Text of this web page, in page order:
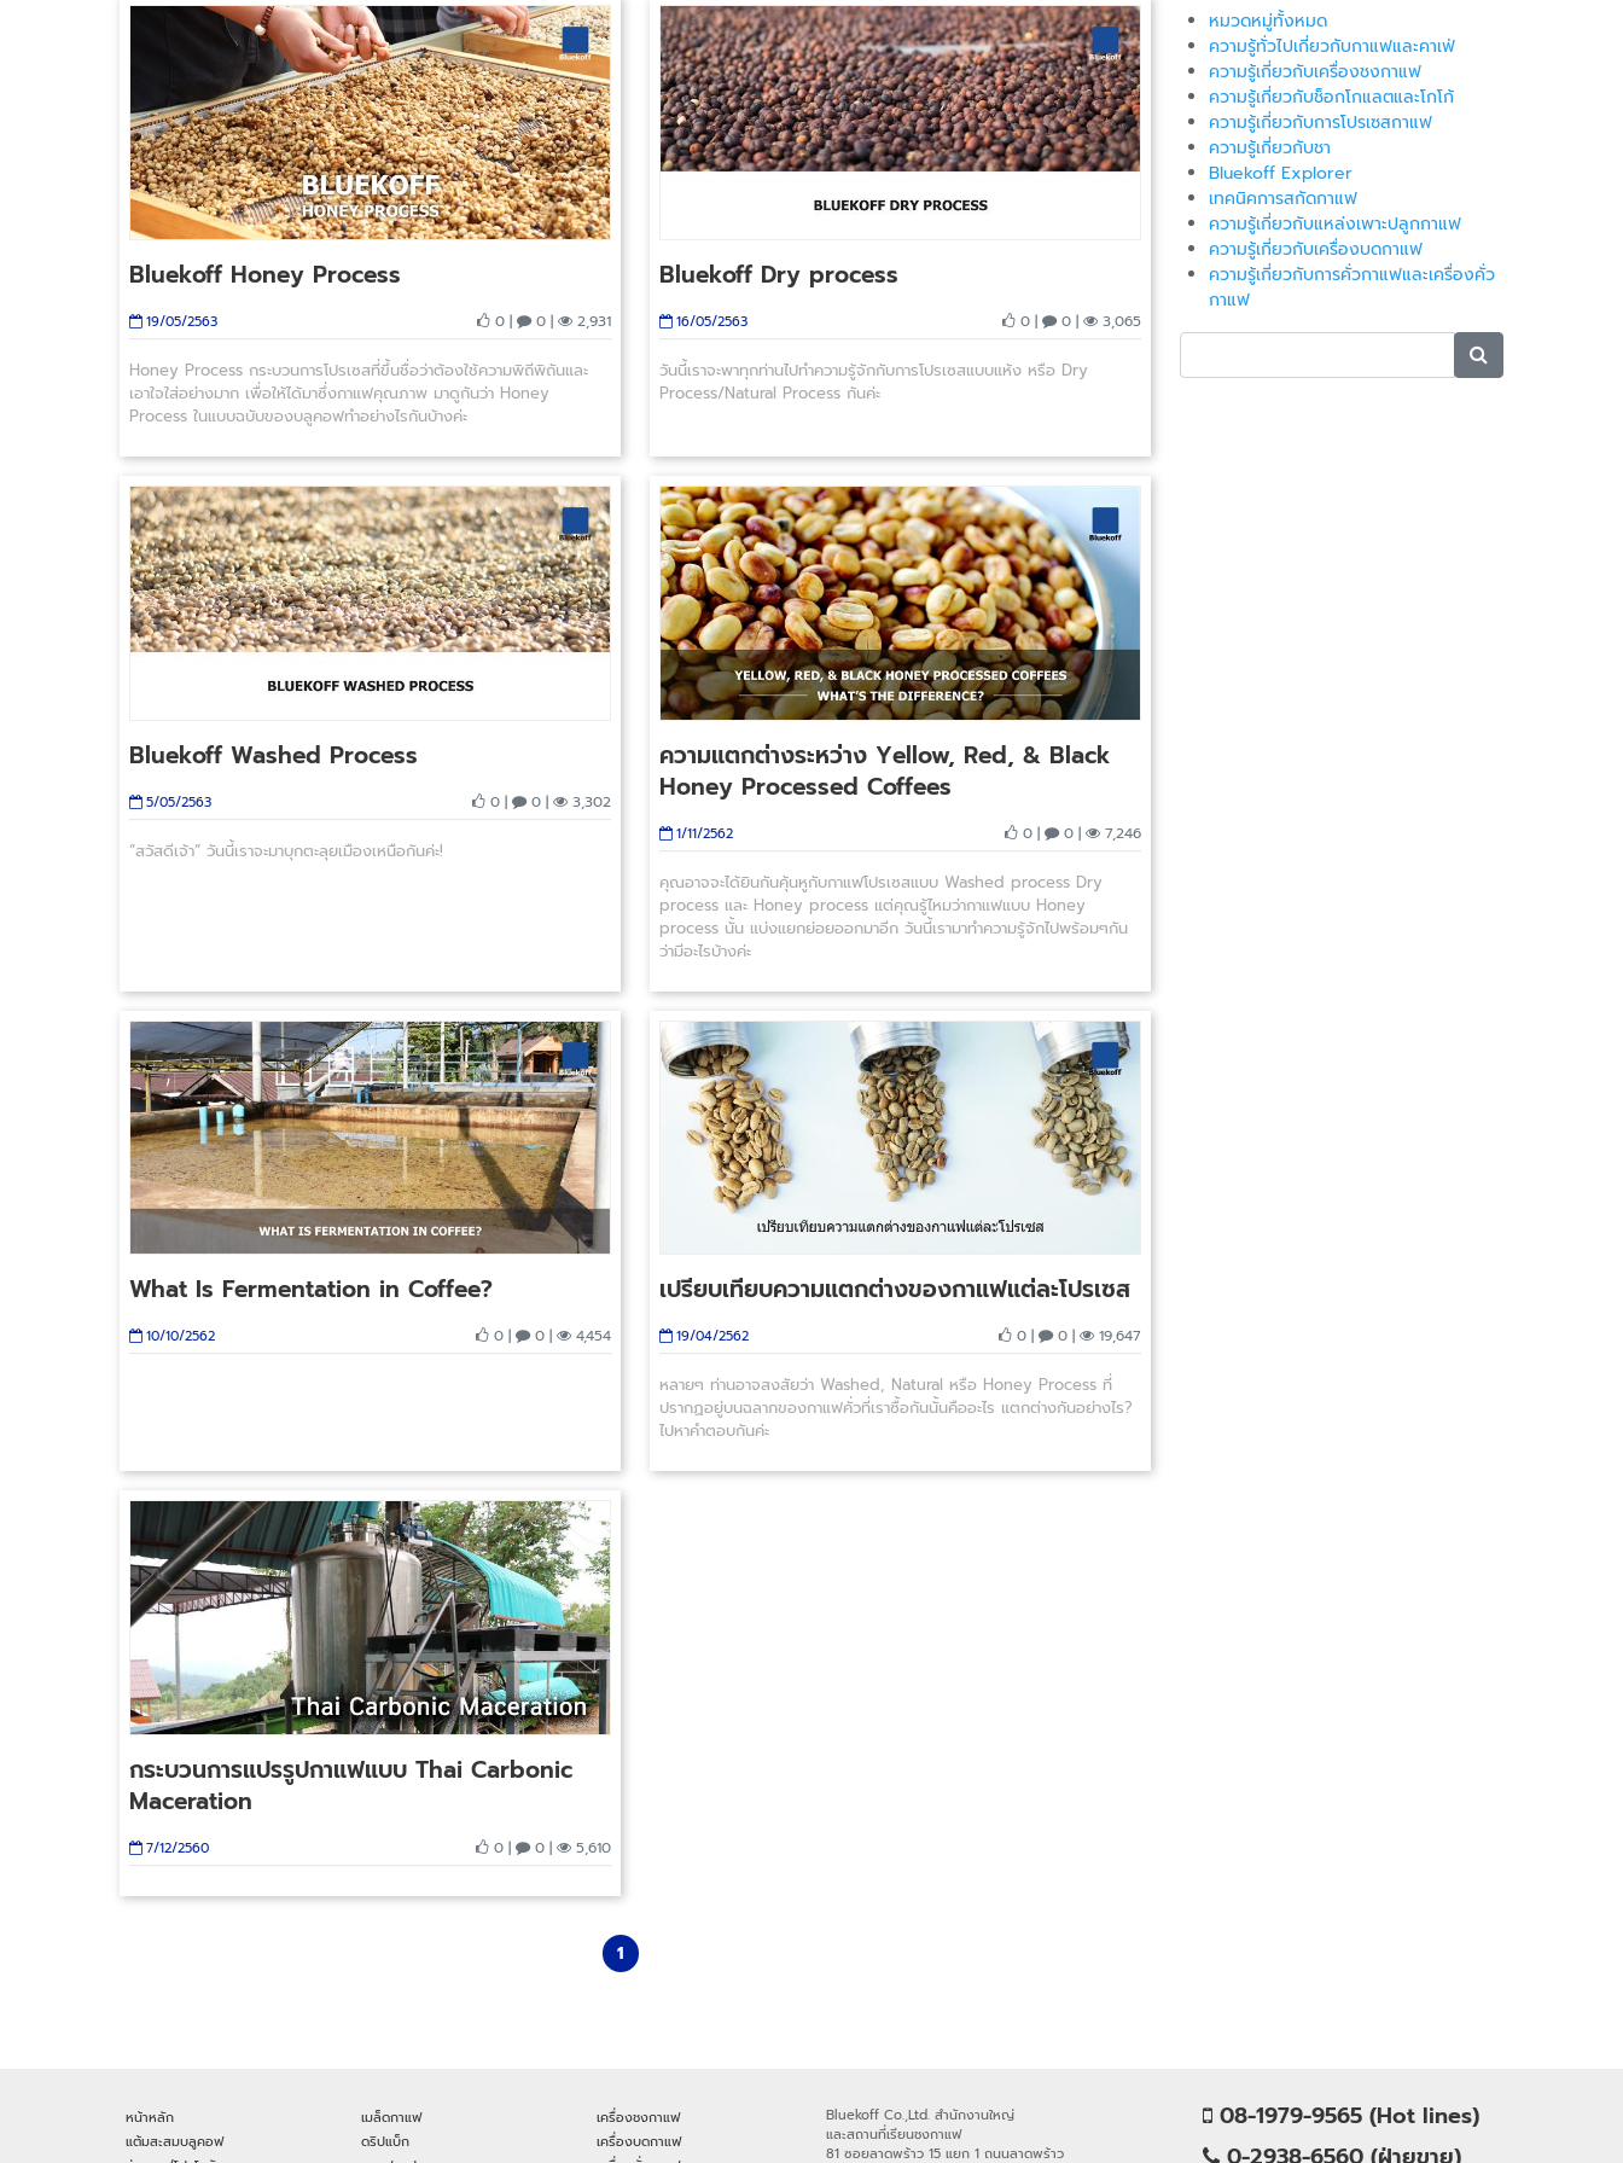
Bluekoff Honey Process
19/05/2563 0 | 0 | 2,931
Honey Process กระบวนการโปรเซสที่ขึ้นชื่อว่าต้องใช้ความพิถีพิถันและ
เอาใจใส่อย่างมาก เพื่อให้ได้มาซึ่งกาแฟคุณภาพ มาดูกันว่า Honey
Process ในแบบฉบับของบลูคอฟทำอย่างไรกันบ้างค่ะ
Bluekoff Dry process
16/05/2563 0 | 0 | 3,065
วันนี้เราจะพาทุกท่านไปทำความรู้จักกับการโปรเซสแบบแห้ง หรือ Dry
Process/Natural Process กันค่ะ
Bluekoff Washed Process
5/05/2563 0 | 0 | 3,302
“สวัสดีเจ้า” วันนี้เราจะมาบุกตะลุยเมืองเหนือกันค่ะ!
ความแตกต่างระหว่าง Yellow, Red, & Black
Honey Processed Coffees
1/11/2562 0 | 0 | 7,246
คุณอาจจะได้ยินกันคุ้นหูกับกาแฟโปรเซสแบบ Washed process Dry
process และ Honey process แต่คุณรู้ไหมว่ากาแฟแบบ Honey
process นั้น แบ่งแยกย่อยออกมาอีก วันนี้เรามาทำความรู้จักไปพร้อมๆกัน
ว่ามีอะไรบ้างค่ะ
What Is Fermentation in Coffee?
10/10/2562 0 | 0 | 4,454
เปรียบเทียบความแตกต่างของกาแฟแต่ละโปรเซส
19/04/2562 0 | 0 | 19,647
หลายๆ ท่านอาจสงสัยว่า Washed, Natural หรือ Honey Process ที่
ปรากฏอยู่บนฉลากของกาแฟคั่วที่เราซื้อกันนั้นคืออะไร แตกต่างกันอย่างไร?
ไปหาคำตอบกันค่ะ
กระบวนการแปรรูปกาแฟแบบ Thai Carbonic
Maceration
7/12/2560 0 | 0 | 5,610
1
หมวดหมู่ทั้งหมด
ความรู้ทั่วไปเกี่ยวกับกาแฟและคาเฟ่
ความรู้เกี่ยวกับเครื่องชงกาแฟ
ความรู้เกี่ยวกับช็อกโกแลตและโกโก้
ความรู้เกี่ยวกับการโปรเซสกาแฟ
ความรู้เกี่ยวกับชา
Bluekoff Explorer
เทคนิคการสกัดกาแฟ
ความรู้เกี่ยวกับแหล่งเพาะปลูกกาแฟ
ความรู้เกี่ยวกับเครื่องบดกาแฟ
ความรู้เกี่ยวกับการคั่วกาแฟและเครื่องคั่ว
กาแฟ
หน้าหลัก
แต้มสะสมบลูคอฟ
เมล็ดกาแฟ
ดริปแบ็ก
เครื่องชงกาแฟ
เครื่องบดกาแฟ
Bluekoff Co.,Ltd. สำนักงานใหญ่
และสถานที่เรียนชงกาแฟ
81 ซอยลาดพร้าว 15 แยก 1 ถนนลาดพร้าว
08-1979-9565 (Hot lines)